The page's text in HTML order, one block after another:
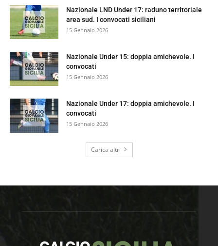
Nazionale LND Under 17: raduno territoriale
area sud. I convocati siciliani
15 Gennaio 2026
Nazionale Under 15: doppia amichevole. I
convocati
15 Gennaio 2026
Nazionale Under 17: doppia amichevole. I
convocati
15 Gennaio 2026
Carica altri